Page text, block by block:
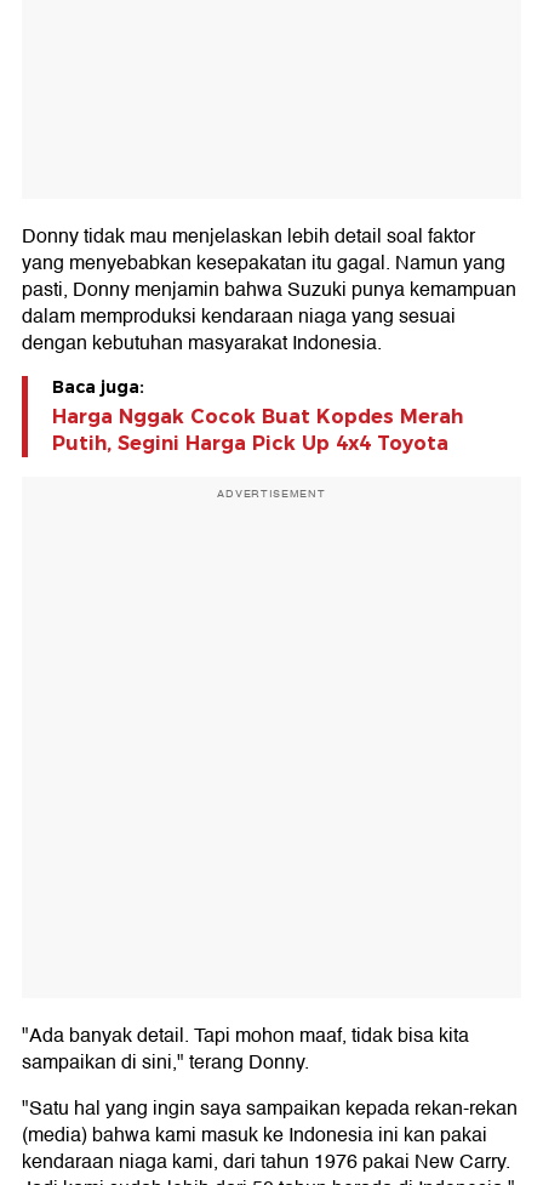
Donny tidak mau menjelaskan lebih detail soal faktor
yang menyebabkan kesepakatan itu gagal. Namun yang
pasti, Donny menjamin bahwa Suzuki punya kemampuan
dalam memproduksi kendaraan niaga yang sesuai
dengan kebutuhan masyarakat Indonesia.
Baca juga:
Harga Nggak Cocok Buat Kopdes Merah
Putih, Segini Harga Pick Up 4x4 Toyota
ADVERTISEMENT
"Ada banyak detail. Tapi mohon maaf, tidak bisa kita
sampaikan di sini," terang Donny.
"Satu hal yang ingin saya sampaikan kepada rekan-rekan
(media) bahwa kami masuk ke Indonesia ini kan pakai
kendaraan niaga kami, dari tahun 1976 pakai New Carry.